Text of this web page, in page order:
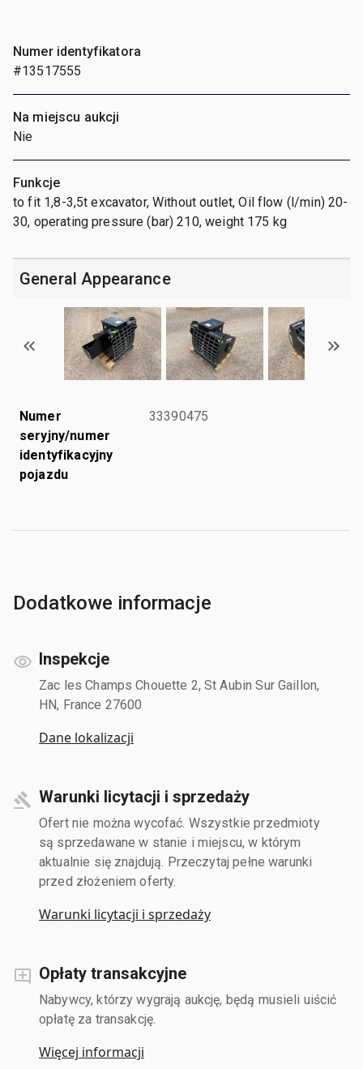
Numer identyfikatora
#13517555
Na miejscu aukcji
Nie
Funkcje
to fit 1,8-3,5t excavator, Without outlet, Oil flow (l/min) 20-
30, operating pressure (bar) 210, weight 175 kg
General Appearance
Numer
seryjny/numer
identyfikacyjny
pojazdu
33390475
Dodatkowe informacje
Inspekcje
Zac les Champs Chouette 2, St Aubin Sur Gaillon,
HN, France 27600
Dane lokalizacji
Warunki licytacji i sprzedaży
Ofert nie można wycofać. Wszystkie przedmioty
są sprzedawane w stanie i miejscu, w którym
aktualnie się znajdują. Przeczytaj pełne warunki
przed złożeniem oferty.
Warunki licytacji i sprzedaży
Opłaty transakcyjne
Nabywcy, którzy wygrają aukcję, będą musieli uiścić
opłatę za transakcję.
Więcej informacji